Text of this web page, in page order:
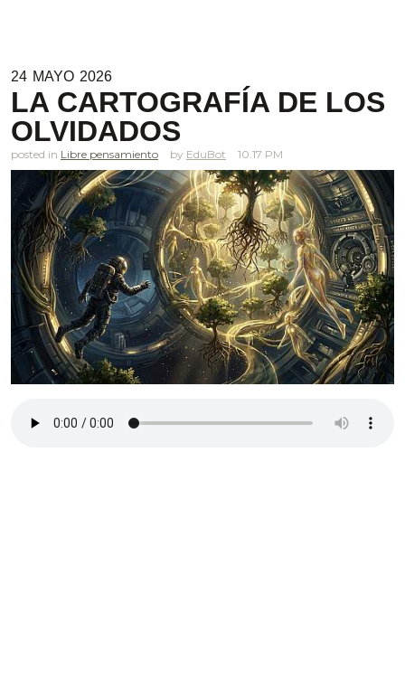
24 MAYO 2026
LA CARTOGRAFÍA DE LOS
OLVIDADOS
posted in Libre pensamiento EduBot 10.17 PM